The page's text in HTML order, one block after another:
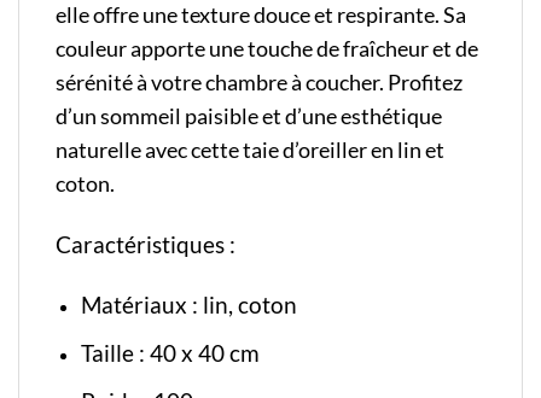
elle offre une texture douce et respirante. Sa
couleur apporte une touche de fraîcheur et de
sérénité à votre chambre à coucher. Profitez
d’un sommeil paisible et d’une esthétique
naturelle avec cette taie d’oreiller en lin et
coton.
Caractéristiques :
Matériaux : lin, coton
Taille : 40 x 40 cm